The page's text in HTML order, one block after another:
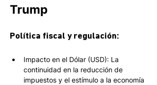
Trump
Política fiscal y regulación:
Impacto en el Dólar (USD): La
continuidad en la reducción de
impuestos y el estímulo a la economía